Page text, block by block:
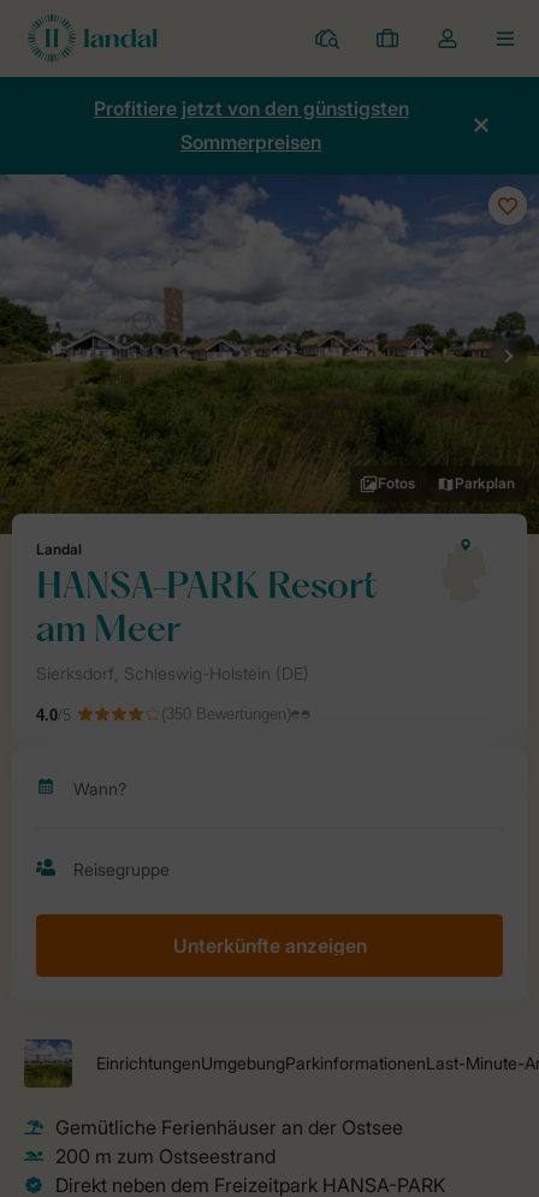
Ferienparks
Meine
Buchungen
Dropdown-
Menü
Kontos
Profitiere jetzt von den günstigsten
Sommerpreisen
Unterkünfte anzeigen